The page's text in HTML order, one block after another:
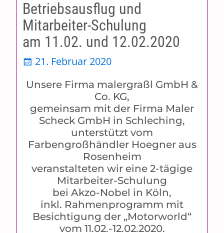
Betriebsausflug und
Mitarbeiter-Schulung
am 11.02. und 12.02.2020
21. Februar 2020
Unsere Firma malergraßl GmbH &
Co. KG,
gemeinsam mit der Firma Maler
Scheck GmbH in Schleching,
unterstützt vom
Farbengroßhändler Hoegner aus
Rosenheim
veranstalteten wir eine 2-tägige
Mitarbeiter-Schulung
bei Akzo-Nobel in Köln,
inkl. Rahmenprogramm mit
Besichtigung der „Motorworld“
vom 11.02.-12.02.2020.